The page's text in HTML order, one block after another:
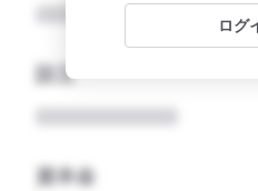
設立
資本金
ログ